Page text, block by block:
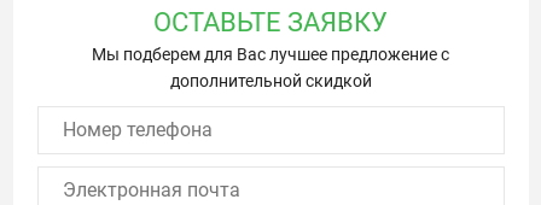
конвектора с помощью съемного модуля Wi-Fi и
управляйте им удаленно с через фирменное
приложение HOMMYN
ОСТАВЬТЕ ЗАЯВКУ
Мы подберем для Вас лучшее предложение с
дополнительной скидкой